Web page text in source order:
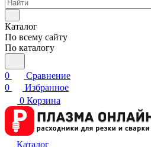
Каталог
По всему сайту
По каталогу
0
Сравнение
0
Избранное
0 Корзина
Каталог